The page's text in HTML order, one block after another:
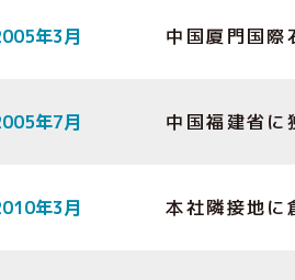
年3月 中国厦門国際
年7月 中国福建省に
年3月 本社隣接地に